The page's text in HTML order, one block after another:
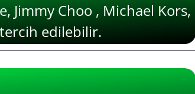
Jimmy Choo , Michael Kors,
edilebilir.